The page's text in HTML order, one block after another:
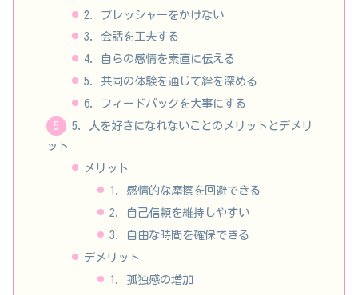
2. プレッシャーをかけない
3. 会話を工夫する
4. 自らの感情を素直に伝える
5. 共同の体験を通じて絆を深める
6. フィードバックを大事にする
5. 人を好きになれないことのメリットとデメリ
ット
メリット
1. 感情的な摩擦を回避できる
2. 自己信頼を維持しやすい
3. 自由な時間を確保できる
デメリット
1. 孤独感の増加